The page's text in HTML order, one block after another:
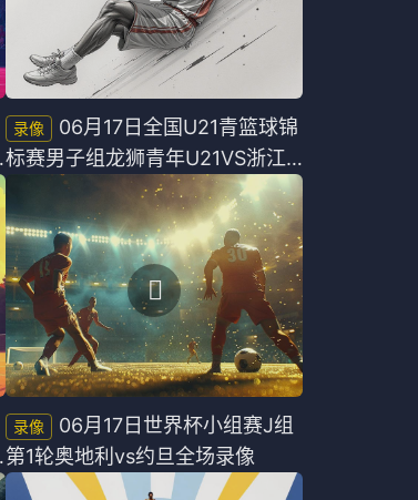
06月17日全国U21青篮球锦
标赛男子组龙狮青年U21VS浙江
稠州银行U21全场录像
06月17日世界杯小组赛J组
第1轮奥地利vs约旦全场录像